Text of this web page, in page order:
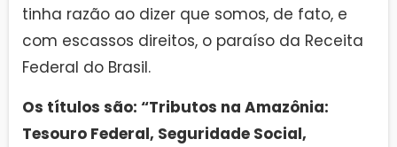
tinha razão ao dizer que somos, de fato, e
com escassos direitos, o paraíso da Receita
Federal do Brasil.
Os títulos são: “Tributos na Amazônia:
Tesouro Federal, Seguridade Social,